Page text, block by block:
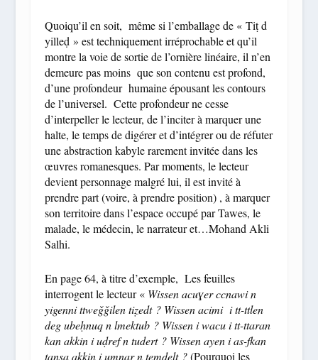
Quoiqu’il en soit, même si l’emballage de « Tiṭ d
yilleḍ » est techniquement irréprochable et qu’il
montre la voie de sortie de l’ornière linéaire, il n’en
demeure pas moins que son contenu est profond,
d’une profondeur humaine épousant les contours
de l’universel. Cette profondeur ne cesse
d’interpeller le lecteur, de l’inciter à marquer une
halte, le temps de digérer et d’intégrer ou de réfuter
une abstraction kabyle rarement invitée dans les
œuvres romanesques. Par moments, le lecteur
devient personnage malgré lui, il est invité à
prendre part (voire, à prendre position) , à marquer
son territoire dans l’espace occupé par Tawes, le
malade, le médecin, le narrateur et…Mohand Akli
Salhi.
En page 64, à titre d’exemple, Les feuilles
interrogent le lecteur « Wissen acuɣer ccnawi n
yigenni ttweǧǧilen tiẓedt ? Wissen acimi i tt-ttlen
deg ubeḥnuq n lmektub ? Wissen i wacu i tt-ttaran
kan akkin i uḍref n tudert ? Wissen ayen i as-fkan
tansa akkin i umnaṛ n temḍelt ?(Pourquoi les